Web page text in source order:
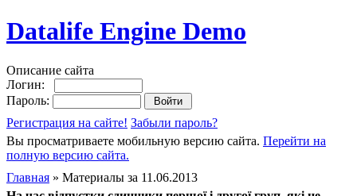
Datalife Engine Demo
Описание сайта
Логин:
Пароль:
Регистрация на сайте! Забыли пароль?
Вы просматриваете мобильную версию сайта. Перейти на
полную версию сайта.
Главная » Материалы за 11.06.2013